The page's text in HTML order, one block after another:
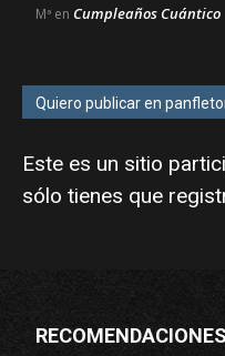
Mª en Cumpleaños Cuántico
Quiero publicar en
Este es un sitio
sólo tienes que